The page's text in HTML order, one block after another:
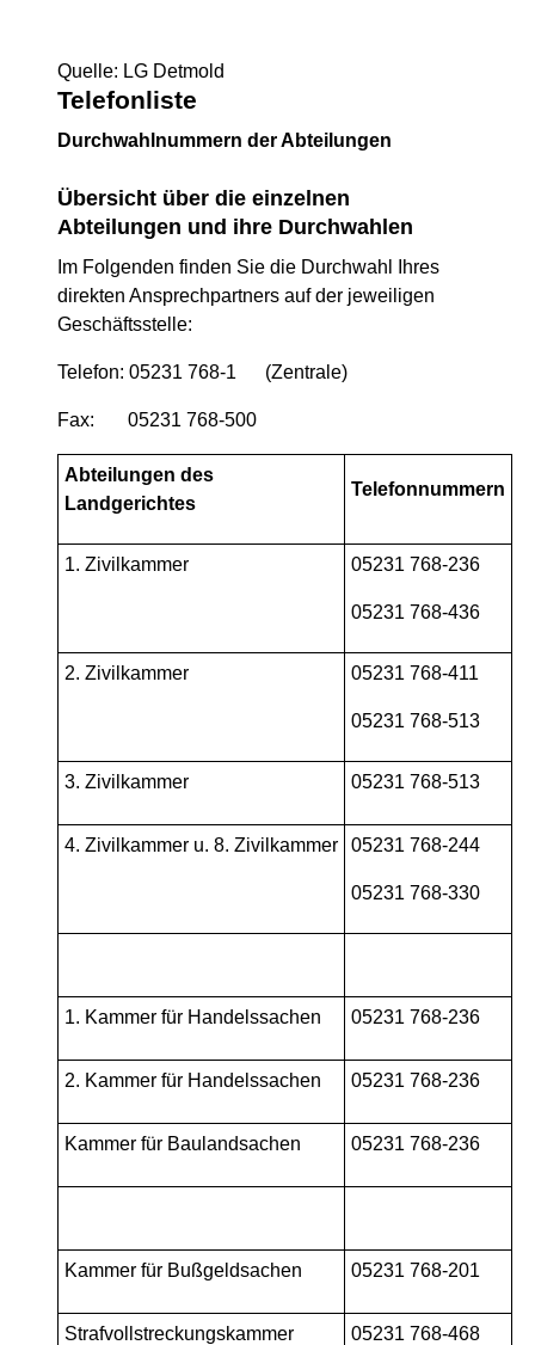
Quelle: LG Detmold
Telefonliste
Durchwahlnummern der Abteilungen
Übersicht über die einzelnen
Abteilungen und ihre Durchwahlen
Im Folgenden finden Sie die Durchwahl Ihres
direkten Ansprechpartners auf der jeweiligen
Geschäftsstelle:
Telefon: 05231 768-1 (Zentrale)
Fax: 05231 768-500
Abteilungen des
Landgerichtes
Telefonnummern
1. Zivilkammer 05231 768-236
05231 768-436
2. Zivilkammer 05231 768-411
05231 768-513
3. Zivilkammer 05231 768-513
4. Zivilkammer u. 8. Zivilkammer 05231 768-244
05231 768-330
1. Kammer für Handelssachen 05231 768-236
2. Kammer für Handelssachen 05231 768-236
Kammer für Baulandsachen 05231 768-236
Kammer für Bußgeldsachen 05231 768-201
Strafvollstreckungskammer 05231 768-468